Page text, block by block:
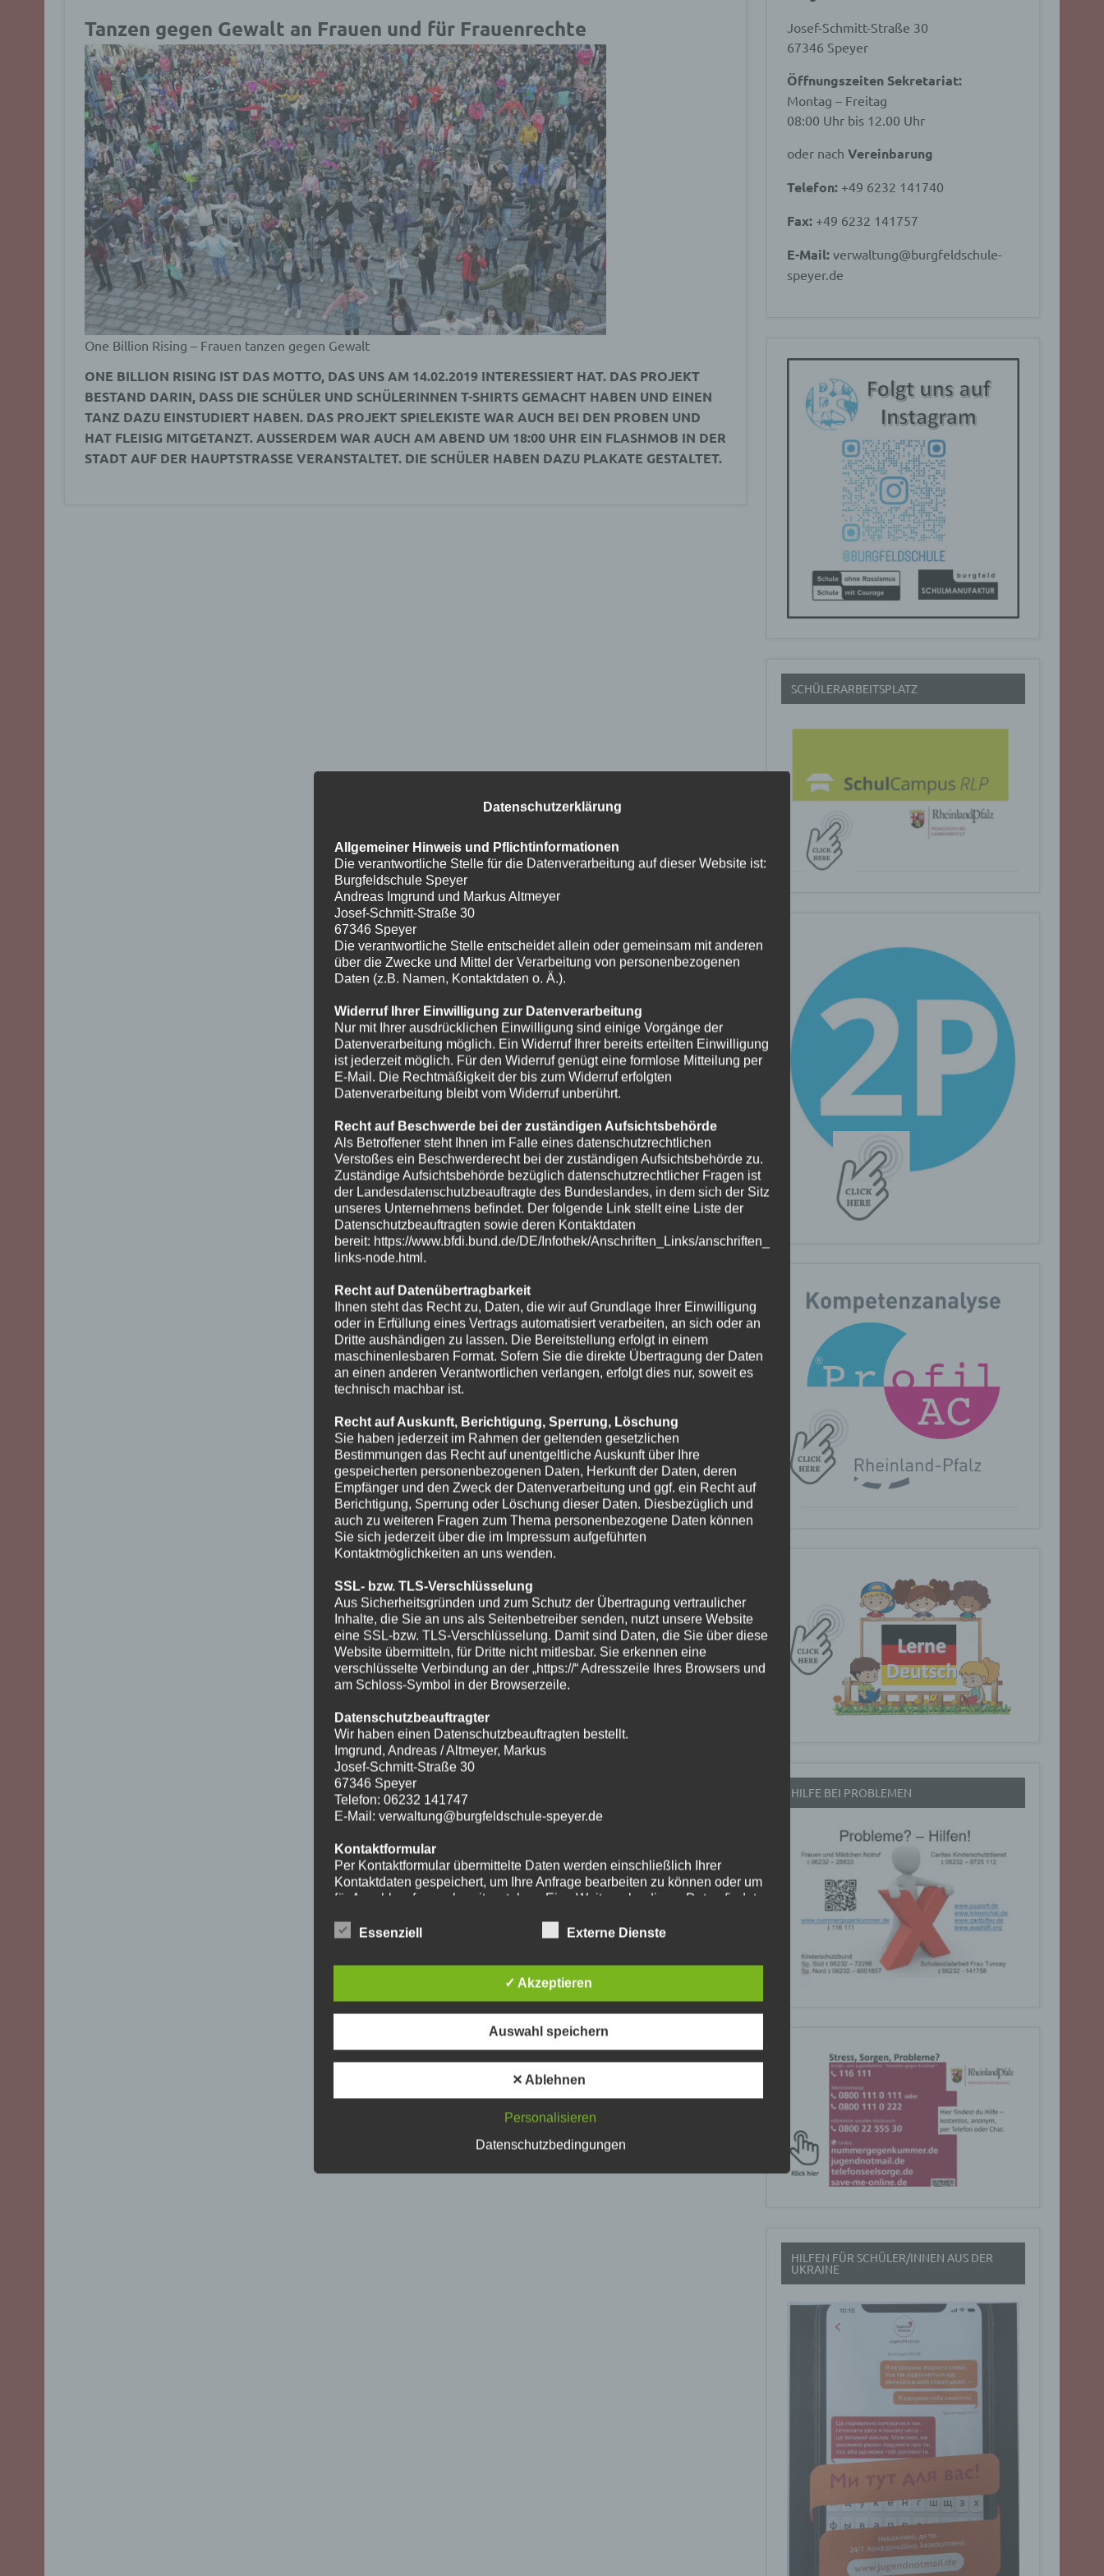
Tanzen gegen Gewalt an Frauen und für Frauenrechte
One Billion Rising – Frauen tanzen gegen Gewalt
ONE BILLION RISING IST DAS MOTTO, DAS UNS AM 14.02.2019 INTERESSIERT HAT. DAS PROJEKT
BESTAND DARIN, DASS DIE SCHÜLER UND SCHÜLERINNEN T-SHIRTS GEMACHT HABEN UND EINEN
TANZ DAZU EINSTUDIERT HABEN. DAS PROJEKT SPIELEKISTE WAR AUCH BEI DEN PROBEN UND
HAT FLEISIG MITGETANZT. AUSSERDEM WAR AUCH AM ABEND UM 18:00 UHR EIN FLASHMOB IN DER
STADT AUF DER HAUPTSTRASSE VERANSTALTET. DIE SCHÜLER HABEN DAZU PLAKATE GESTALTET.
Josef-Schmitt-Straße 30
67346 Speyer
Öffnungszeiten Sekretariat:
Montag – Freitag
08:00 Uhr bis 12.00 Uhr
oder nachVereinbarung
Telefon: +49 6232 141740
Fax: +49 6232 141757
E-Mail: verwaltung@burgfeldschule-
speyer.de
SCHÜLERARBEITSPLATZ
HILFE BEI PROBLEMEN
HILFEN FÜR SCHÜLER/INNEN AUS DER
UKRAINE
Datenschutzerklärung
Allgemeiner Hinweis und Pflichtinformationen
Die verantwortliche Stelle für die Datenverarbeitung auf dieser Website ist:
Burgfeldschule Speyer
Andreas Imgrund und Markus Altmeyer
Josef-Schmitt-Straße 30
67346 Speyer
Die verantwortliche Stelle entscheidet allein oder gemeinsam mit anderen
über die Zwecke und Mittel der Verarbeitung von personenbezogenen
Daten (z.B. Namen, Kontaktdaten o. Ä.).
Widerruf Ihrer Einwilligung zur Datenverarbeitung
Nur mit Ihrer ausdrücklichen Einwilligung sind einige Vorgänge der
Datenverarbeitung möglich. Ein Widerruf Ihrer bereits erteilten Einwilligung
ist jederzeit möglich. Für den Widerruf genügt eine formlose Mitteilung per
E-Mail. Die Rechtmäßigkeit der bis zum Widerruf erfolgten
Datenverarbeitung bleibt vom Widerruf unberührt.
Recht auf Beschwerde bei der zuständigen Aufsichtsbehörde
Als Betroffener steht Ihnen im Falle eines datenschutzrechtlichen
Verstoßes ein Beschwerderecht bei der zuständigen Aufsichtsbehörde zu.
Zuständige Aufsichtsbehörde bezüglich datenschutzrechtlicher Fragen ist
der Landesdatenschutzbeauftragte des Bundeslandes, in dem sich der Sitz
unseres Unternehmens befindet. Der folgende Link stellt eine Liste der
Datenschutzbeauftragten sowie deren Kontaktdaten
bereit: https://www.bfdi.bund.de/DE/Infothek/Anschriften_Links/anschriften_
links-node.html.
Recht auf Datenübertragbarkeit
Ihnen steht das Recht zu, Daten, die wir auf Grundlage Ihrer Einwilligung
oder in Erfüllung eines Vertrags automatisiert verarbeiten, an sich oder an
Dritte aushändigen zu lassen. Die Bereitstellung erfolgt in einem
maschinenlesbaren Format. Sofern Sie die direkte Übertragung der Daten
an einen anderen Verantwortlichen verlangen, erfolgt dies nur, soweit es
technisch machbar ist.
Recht auf Auskunft, Berichtigung, Sperrung, Löschung
Sie haben jederzeit im Rahmen der geltenden gesetzlichen
Bestimmungen das Recht auf unentgeltliche Auskunft über Ihre
gespeicherten personenbezogenen Daten, Herkunft der Daten, deren
Empfänger und den Zweck der Datenverarbeitung und ggf. ein Recht auf
Berichtigung, Sperrung oder Löschung dieser Daten. Diesbezüglich und
auch zu weiteren Fragen zum Thema personenbezogene Daten können
Sie sich jederzeit über die im Impressum aufgeführten
Kontaktmöglichkeiten an uns wenden.
SSL- bzw. TLS-Verschlüsselung
Aus Sicherheitsgründen und zum Schutz der Übertragung vertraulicher
Inhalte, die Sie an uns als Seitenbetreiber senden, nutzt unsere Website
eine SSL-bzw. TLS-Verschlüsselung. Damit sind Daten, die Sie über diese
Website übermitteln, für Dritte nicht mitlesbar. Sie erkennen eine
verschlüsselte Verbindung an der „https://“ Adresszeile Ihres Browsers und
am Schloss-Symbol in der Browserzeile.
Datenschutzbeauftragter
Wir haben einen Datenschutzbeauftragten bestellt.
Imgrund, Andreas / Altmeyer, Markus
Josef-Schmitt-Straße 30
67346 Speyer
Telefon: 06232 141747
E-Mail: verwaltung@burgfeldschule-speyer.de
Kontaktformular
Per Kontaktformular übermittelte Daten werden einschließlich Ihrer
Kontaktdaten gespeichert, um Ihre Anfrage bearbeiten zu können oder um
für Anschlussfragen bereitzustehen. Eine Weitergabe dieser Daten findet
Die Verarbeitung der in das Kontaktformular eingegebenen Daten erfolgt
DSGVO). Ein Widerruf Ihrer bereits erteilten Einwilligung ist jederzeit
möglich. Für den Widerruf genügt eine formlose Mitteilung per E-Mail. Die
Datenverarbeitungsvorgänge bleibt vom Widerruf unberührt.
Über das Kontaktformular übermittelte Daten verbleiben bei uns, bis Sie
uns zur Löschung auffordern, Ihre Einwilligung zur Speicherung widerrufen
oder keine Notwendigkeit der Datenspeicherung mehr besteht. Zwingende
gesetzliche Bestimmungen - insbesondere Aufbewahrungsfristen - bleiben
unberührt.
Für Integration und Darstellung von Videoinhalten nutzt unsere Website
Cherry Ave., San Bruno, CA 94066, USA.
Essenziell Externe Dienste
✓ Akzeptieren
Auswahl speichern
✕ Ablehnen
Personalisieren
Datenschutzbedingungen